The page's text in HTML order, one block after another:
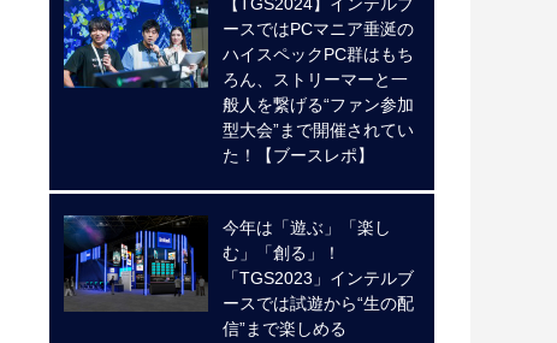
【TGS2024】インテルブ
ースではPCマニア垂涎の
ハイスペックPC群はもち
ろん、ストリーマーと一
般人を繋げる“ファン参加
型大会”まで開催されてい
た！【ブースレポ】
今年は「遊ぶ」「楽し
む」「創る」！
「TGS2023」インテルブ
ースでは試遊から“生の配
信”まで楽しめる